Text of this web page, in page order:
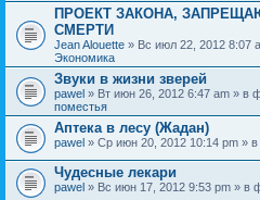
ПРОЕКТ ЗАКОНА,
СМЕРТИ
Jean Alouette » Вс июл 22, 2012 8:07
Экономика
Звуки в жизни зверей
pawel » Вт июн 26, 2012 6:47 am » в
поместья
Аптека в лесу (Жадан)
pawel » Ср июн 20, 2012 10:14 pm »
Чудесные лекари
pawel » Вс июн 17, 2012 9:53 pm » в